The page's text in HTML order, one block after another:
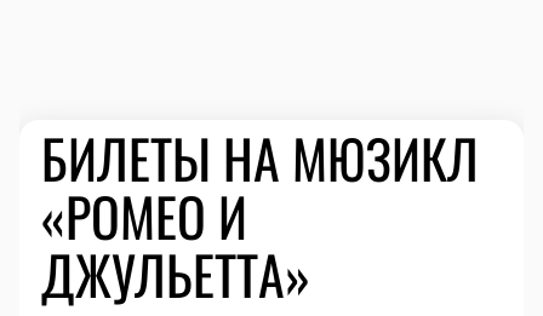
БИЛЕТЫ НА МЮЗИКЛ
«РОМЕО И
ДЖУЛЬЕТТА»